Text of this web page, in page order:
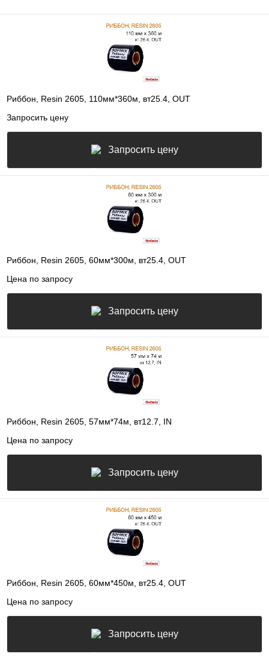
Риббон, Resin 2605, 110мм*360м, вт25.4, OUT
Запросить цену
Запросить цену
Риббон, Resin 2605, 60мм*300м, вт25.4, OUT
Цена по запросу
Запросить цену
Риббон, Resin 2605, 57мм*74м, вт12.7, IN
Цена по запросу
Запросить цену
Риббон, Resin 2605, 60мм*450м, вт25.4, OUT
Цена по запросу
Запросить цену